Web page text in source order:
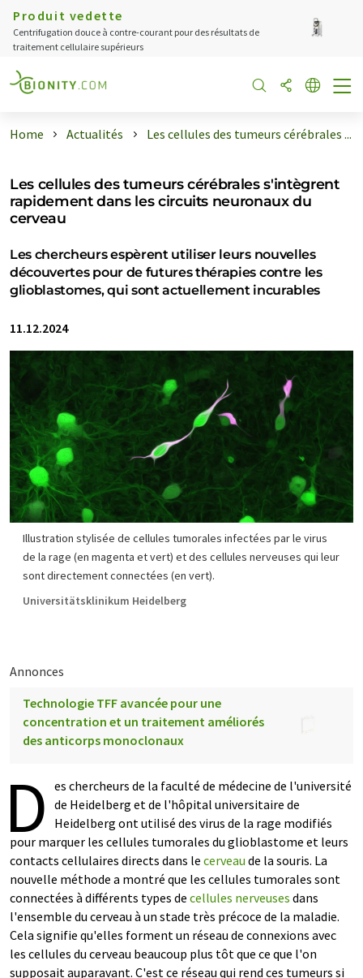
Produit vedette
Centrifugation douce à contre-courant pour des résultats de
traitement cellulaire supérieurs
Home Actualités Les cellules des tumeurs cérébrales ...
Les cellules des tumeurs cérébrales s'intègrent
rapidement dans les circuits neuronaux du
cerveau
Les chercheurs espèrent utiliser leurs nouvelles
découvertes pour de futures thérapies contre les
glioblastomes, qui sont actuellement incurables
11.12.2024
Illustration stylisée de cellules tumorales infectées par le virus
de la rage (en magenta et vert) et des cellules nerveuses qui leur
sont directement connectées (en vert).
Universitätsklinikum Heidelberg
Annonces
Technologie TFF avancée pour une
concentration et un traitement améliorés
des anticorps monoclonaux
D es chercheurs de la faculté de médecine de l'université
de Heidelberg et de l'hôpital universitaire de
Heidelberg ont utilisé des virus de la rage modifiés
pour marquer les cellules tumorales du glioblastome et leurs
contacts cellulaires directs dans le cerveau de la souris. La
nouvelle méthode a montré que les cellules tumorales sont
connectées à différents types de cellules nerveuses dans
l'ensemble du cerveau à un stade très précoce de la maladie.
Cela signifie qu'elles forment un réseau de connexions avec
les cellules du cerveau beaucoup plus tôt que ce que l'on
supposait auparavant. C'est ce réseau qui rend ces tumeurs si